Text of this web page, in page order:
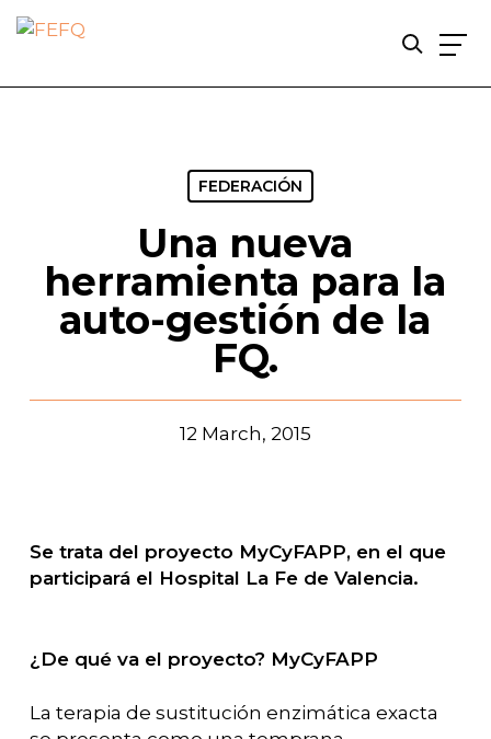
FEDERACIÓN
Una nueva
herramienta para la
auto-gestión de la
FQ.
12 March, 2015
Se trata del proyecto MyCyFAPP, en el que
participará el Hospital La Fe de Valencia.
¿De qué va el proyecto? MyCyFAPP
La terapia de sustitución enzimática exacta